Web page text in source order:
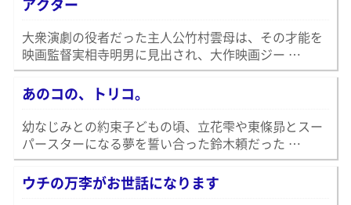
アクター
大衆演劇の役者だった主人公竹村雲母は、その才能を
映画監督実相寺明男に見出され、大作映画ジー …
あのコの、トリコ。
幼なじみとの約束子どもの頃、立花雫や東條昴とスー
パースターになる夢を誓い合った鈴木頼だった …
ウチの万李がお世話になります